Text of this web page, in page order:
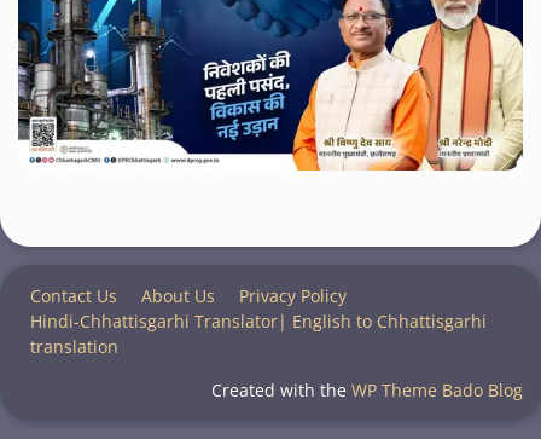
Contact Us About Us
Privacy Policy
Hindi-Chhattisgarhi Translator| English to Chhattisgarhi
translation
Created with the WP Theme Bado Blog